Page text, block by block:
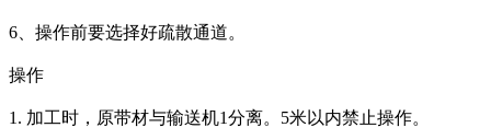
6、操作前要选择好疏散通道。
操作
1. 加工时，原带材与输送机1分离。5米以内禁止操作。